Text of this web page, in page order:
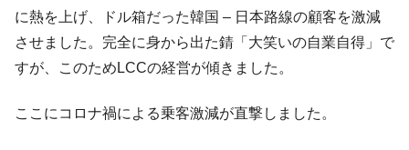
『Money1』
韓国･李在明さっそく不動産対策で浅薄な発
言。
『Money1』
韓国は「中国と同じく」投資に不適格な国
『Money1』
『韓国銀行』が「金の保有量を増やしま
に熱を上げ、ドル箱だった韓国 – 日本路線の顧客を激減
させました。完全に身から出た錆「大笑いの自業自得」で
すが、このためLCCの経営が傾きました。
ここにコロナ禍による乗客激減が直撃しました。